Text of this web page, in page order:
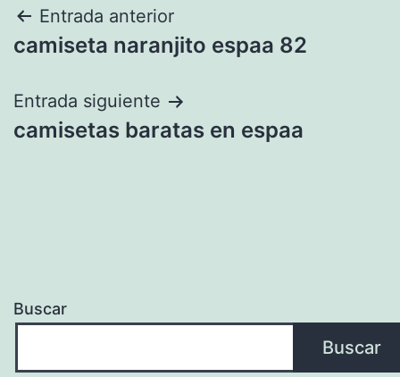
Navegación
de
entradas
Entrada anterior
camiseta naranjito espaa 82
Entrada siguiente
camisetas baratas en espaa
Buscar
Buscar